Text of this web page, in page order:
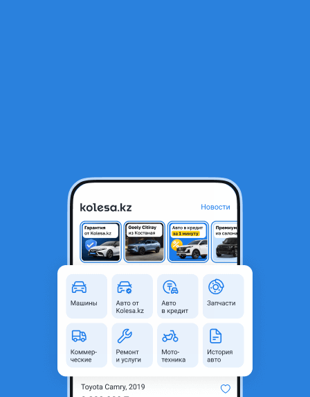
Стекло фары CRV RD 2 Павлодар Алматы см. описание
Павлодар, Павлодарская
область
Новая
Возможна рассрочка или
Да